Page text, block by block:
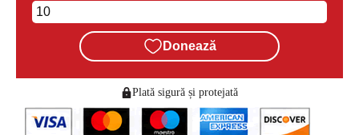
Donează
Plată sigură și protejată